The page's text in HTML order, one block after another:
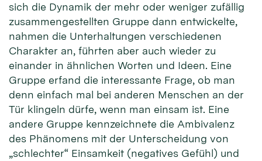
sich die Dynamik der mehr oder weniger zufällig
zusammengestellten Gruppe dann entwickelte,
nahmen die Unterhaltungen verschiedenen
Charakter an, führten aber auch wieder zu
einander in ähnlichen Worten und Ideen. Eine
Gruppe erfand die interessante Frage, ob man
denn einfach mal bei anderen Menschen an der
Tür klingeln dürfe, wenn man einsam ist. Eine
andere Gruppe kennzeichnete die Ambivalenz
des Phänomens mit der Unterscheidung von
„schlechter“ Einsamkeit (negatives Gefühl) und